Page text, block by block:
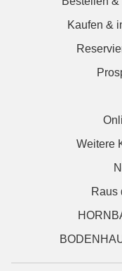
Kaufen &
Weitere
Raus